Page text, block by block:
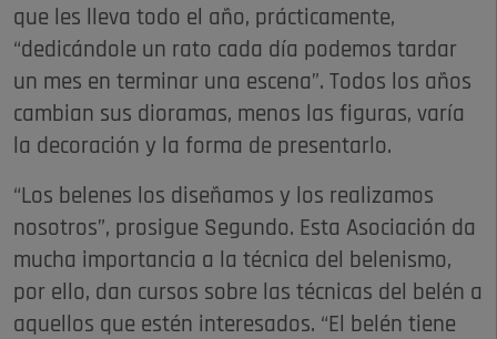
que les lleva todo el año, prácticamente,
“dedicándole un rato cada día podemos tardar
un mes en terminar una escena”. Todos los años
cambian sus dioramas, menos las figuras, varía
la decoración y la forma de presentarlo.
“Los belenes los diseñamos y los realizamos
nosotros”, prosigue Segundo. Esta Asociación da
mucha importancia a la técnica del belenismo,
por ello, dan cursos sobre las técnicas del belén a
aquellos que estén interesados. “El belén tiene